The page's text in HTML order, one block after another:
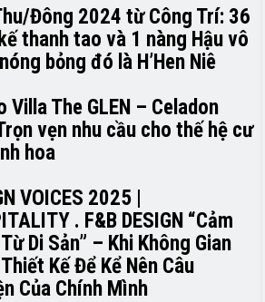
Đông 2024 từ Công Trí: 36
thanh tao và 1 nàng Hậu vô
bỏng đó là H’H­­­­en Niê
Villa The GLEN – Celadon
vẹn nhu cầu cho thế hệ cư
hoa
VOICES 2025 |
. F&B DESIGN “Cảm
Di Sản” – Khi Không Gian
Kế Để Kể Nên Câu
Của Chính Mình